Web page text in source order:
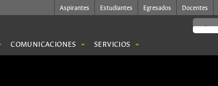
Aspirantes Estudiantes Egresados Docentes
COMUNICACIONES SERVICIOS